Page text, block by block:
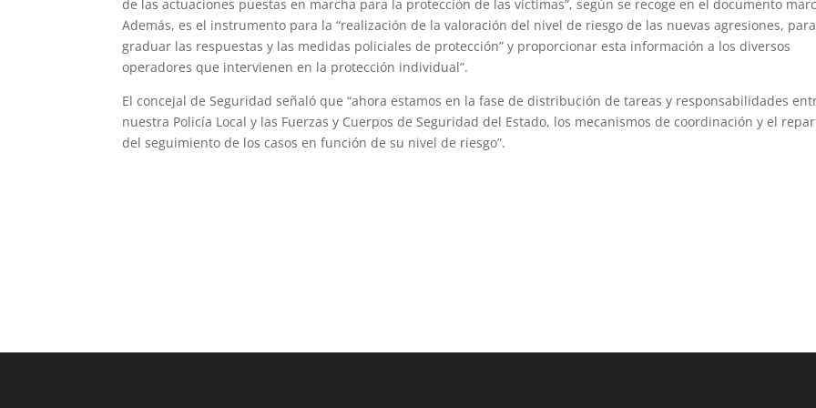
de las actuaciones puestas en marcha para la protección de las víctimas”, según se recoge en el documento
Además, es el instrumento para la “realización de la valoración del nivel de riesgo de las nuevas agresiones, para
graduar las respuestas y las medidas policiales de protección” y proporcionar esta información a los diversos
operadores que intervienen en la protección individual”.
El concejal de Seguridad señaló que “ahora estamos en la fase de distribución de tareas y responsabilidades
nuestra Policía Local y las Fuerzas y Cuerpos de Seguridad del Estado, los mecanismos de coordinación y el
del seguimiento de los casos en función de su nivel de riesgo”.